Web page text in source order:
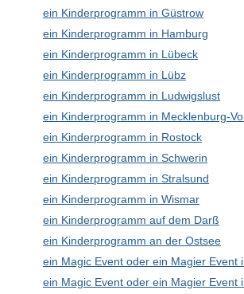
ein Kinderprogramm in Güstrow
ein Kinderprogramm in Hamburg
ein Kinderprogramm in Lübeck
ein Kinderprogramm in Lübz
ein Kinderprogramm in Ludwigslust
ein Kinderprogramm in Mecklenburg-
ein Kinderprogramm in Rostock
ein Kinderprogramm in Schwerin
ein Kinderprogramm in Stralsund
ein Kinderprogramm in Wismar
ein Kinderprogramm auf dem Darß
ein Kinderprogramm an der Ostsee
ein Magic Event oder ein Magier Event
ein Magic Event oder ein Magier Event